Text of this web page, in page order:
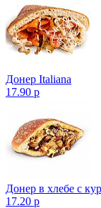
Донер Italiana
17.90 р
Донер в хлебе с
17.20 р